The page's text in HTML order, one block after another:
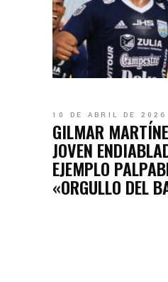
10 DE ABRIL DE 2026
GILMAR
JOVEN
EJEMPLO
«ORGULLO DEL